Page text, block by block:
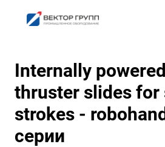
Internally
thruster slides for
strokes -
серии